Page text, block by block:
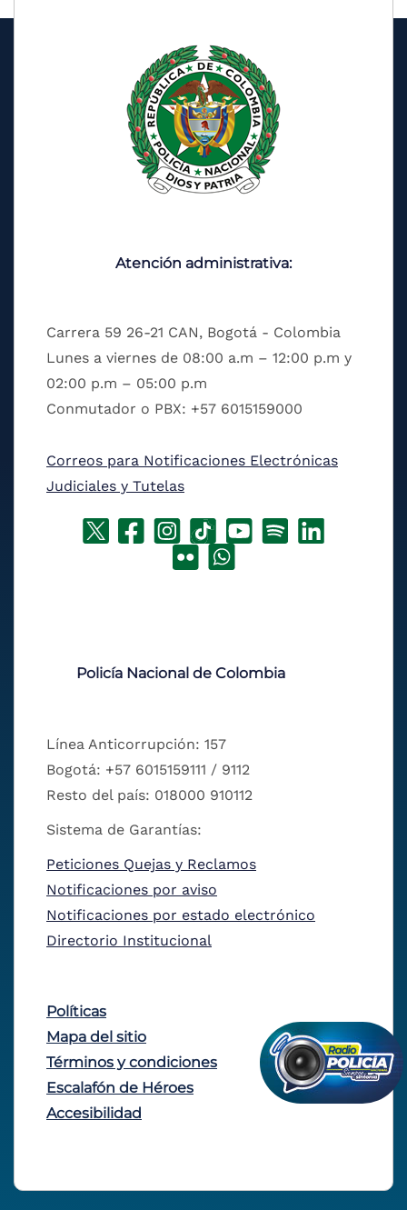
Atención administrativa:
Carrera 59 26-21 CAN, Bogotá - Colombia
Lunes a viernes de 08:00 a.m – 12:00 p.m y
02:00 p.m – 05:00 p.m
Conmutador o PBX: +57 6015159000
Correos para Notificaciones Electrónicas
Judiciales y Tutelas
Policía Nacional de Colombia
Línea Anticorrupción: 157
Bogotá: +57 6015159111 / 9112
Resto del país: 018000 910112
Sistema de Garantías:
Peticiones Quejas y Reclamos
Notificaciones por aviso
Notificaciones por estado electrónico
Directorio Institucional
Políticas
Mapa del sitio
Términos y condiciones
Escalafón de Héroes
Accesibilidad